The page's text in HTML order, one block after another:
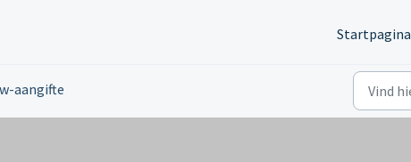
Startpagina
aangifte